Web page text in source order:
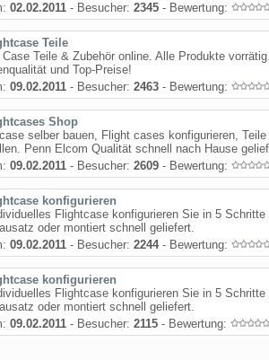
02.02.2011 - Besucher: 2345 - Bewertung:
Teile
Case Teile & Zubehör online. Alle Produkte
und Top-Preise!
09.02.2011 - Besucher: 2463 - Bewertung:
Shop
selber bauen, Flight cases konfigurieren,
Penn Elcom Qualität schnell nach Hause
09.02.2011 - Besucher: 2609 - Bewertung:
konfigurieren
Flightcase konfigurieren Sie in 5
oder montiert schnell geliefert.
09.02.2011 - Besucher: 2244- Bewertung:
konfigurieren
Flightcase konfigurieren Sie in 5
oder montiert schnell geliefert.
09.02.2011 - Besucher: 2115 - Bewertung: